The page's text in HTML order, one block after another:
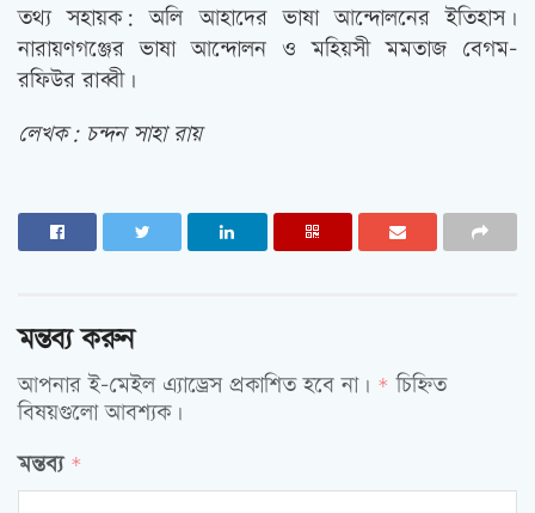
তথ্য সহায়ক: অলি আহাদের ভাষা আন্দোলনের ইতিহাস।
নারায়ণগঞ্জের ভাষা আন্দোলন ও মহিয়সী মমতাজ বেগম-
রফিউর রাব্বী।
লেখক: চন্দন সাহা রায়
মন্তব্য করুন
আপনার ই-মেইল এ্যাড্রেস প্রকাশিত হবে না। * চিহ্নিত
বিষয়গুলো আবশ্যক।
মন্তব্য *